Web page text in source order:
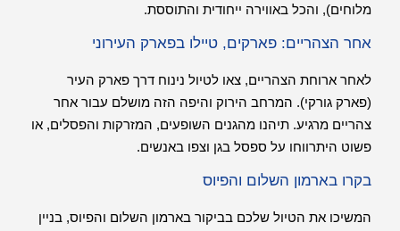
מלוחים), והכל באווירה ייחודית והתוססת.
אחר הצהריים: פארקים, טיילו בפארק העירוני
לאחר ארוחת הצהריים, צאו לטיול נינוח דרך פארק העיר
(פארק גורקי). המרחב הירוק והיפה הזה מושלם עבור אחר
צהריים מרגיע. תיהנו מהגנים השופעים, המזרקות והפסלים, או
פשוט היתרווחו על ספסל בגן וצפו באנשים.
בקרו בארמון השלום והפיוס
המשיכו את הטיול שלכם בביקור בארמון השלום והפיוס, בניין